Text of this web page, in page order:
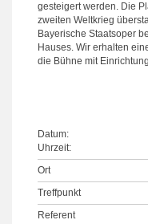
gesteigert werden. Die
zweiten Weltkrieg
Bayerische Staatsoper
Hauses. Wir erhalten
die Bühne mit
Datum:
Uhrzeit:
Ort
Treffpunkt
Referent